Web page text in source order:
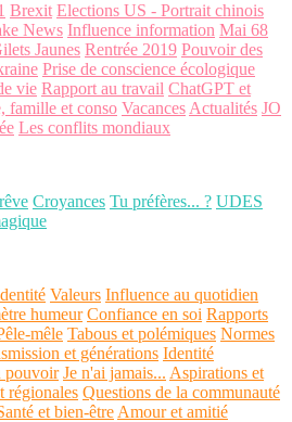
Brexit Elections US - Portrait chinois
News Influence information Mai 68
Jaunes Rentrée 2019 Pouvoir des
Prise de conscience écologique
vie Rapport au travail ChatGPT et
famille et conso Vacances Actualités JO
Les conflits mondiaux
Croyances Tu préfères... ? UDES
Valeurs Influence au quotidien
humeur Confiance en soi Rapports
mêle Tabous et polémiques Normes
et générations Identité
pouvoir Je n'ai jamais... Aspirations et
régionales Questions de la communauté
et bien-être Amour et amitié